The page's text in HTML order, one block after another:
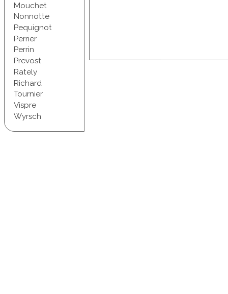
Mouchet
Nonnotte
Pequignot
Perrier
Perrin
Prevost
Rately
Richard
Tournier
Vispre
Wyrsch